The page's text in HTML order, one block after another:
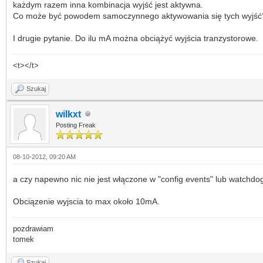
każdym razem inna kombinacja wyjść jest aktywna.
Co może być powodem samoczynnego aktywowania się tych
I drugie pytanie. Do ilu mA można obciążyć wyjścia tranzystorowe.
<t></t>
Szukaj
wilkxt
Posting Freak
08-10-2012, 09:20 AM
a czy napewno nic nie jest włączone w "config events" lub
Obciązenie wyjscia to max około 10mA.
pozdrawiam
tomek